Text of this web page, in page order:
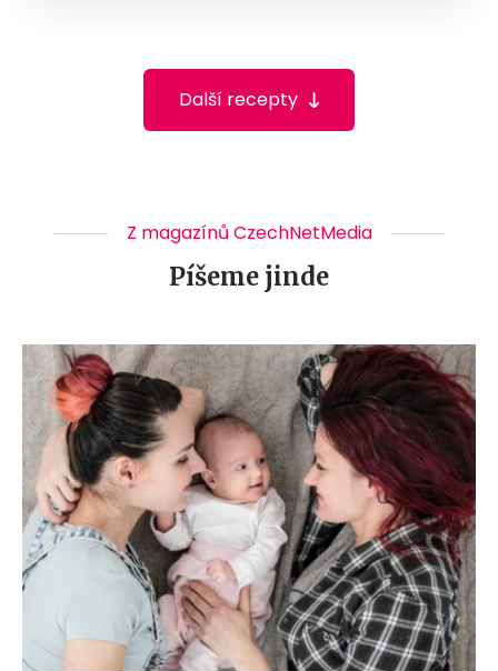
Další recepty
Z magazínů CzechNetMedia
Píšeme jinde